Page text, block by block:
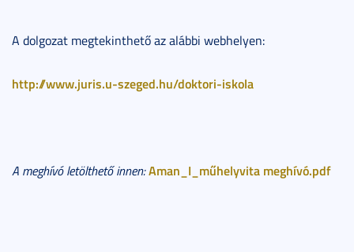
A dolgozat megtekinthető az alábbi webhelyen:
http://www.juris.u-szeged.hu/doktori-iskola
A meghívó letölthető innen:Aman_I_műhelyvita meghívó.pdf